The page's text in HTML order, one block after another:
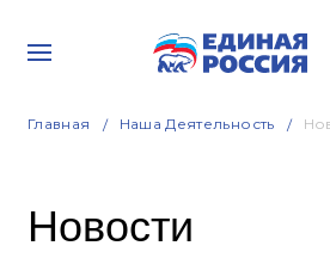
Главная Наша Деятельность
Новости